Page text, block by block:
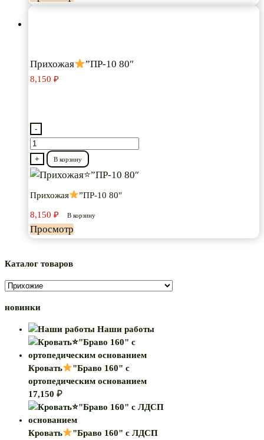
Прихожая ”ПР-10 80″
8,150 ₽
-
Количество
товара
Прихожая
”ПР-10
80″
+ В корзину
Прихожая ”ПР-10 80″
8,150 ₽ В корзину
Просмотр
Каталог товаров
новинки
Наши работы
Кровать
"Браво 160" с
ортопедическим основанием
17,150 ₽
Кровать
"Браво 160" с ЛДСП